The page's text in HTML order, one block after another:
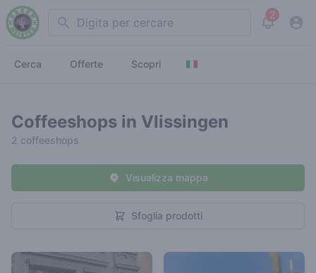
Search 2
View
Cerca Offerte Scopri
Coffeeshops in Vlissingen
2 coffeeshops
Sfoglia prodotti
Visualizza mappa